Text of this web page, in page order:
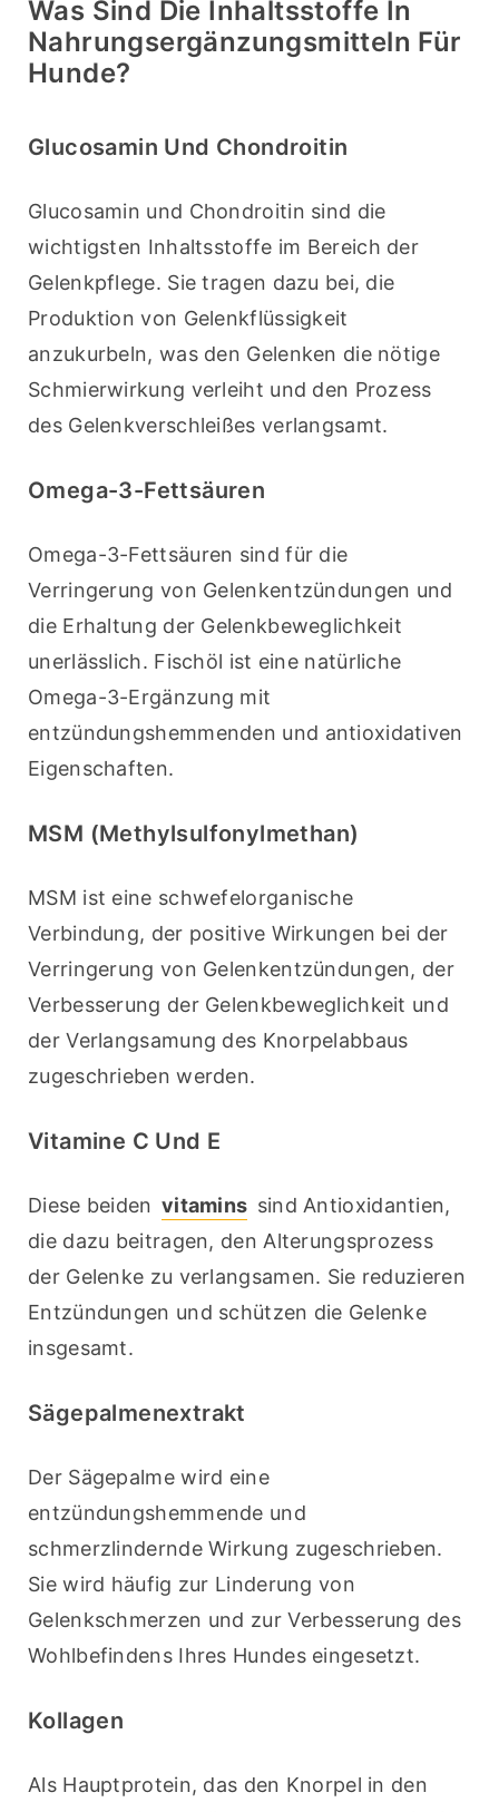
Was Sind Die Inhaltsstoffe In
Nahrungsergänzungsmitteln Für
Hunde?
Glucosamin Und Chondroitin
Glucosamin und Chondroitin sind die
wichtigsten Inhaltsstoffe im Bereich der
Gelenkpflege. Sie tragen dazu bei, die
Produktion von Gelenkflüssigkeit
anzukurbeln, was den Gelenken die nötige
Schmierwirkung verleiht und den Prozess
des Gelenkverschleißes verlangsamt.
Omega-3-Fettsäuren
Omega-3-Fettsäuren sind für die
Verringerung von Gelenkentzündungen und
die Erhaltung der Gelenkbeweglichkeit
unerlässlich. Fischöl ist eine natürliche
Omega-3-Ergänzung mit
entzündungshemmenden und antioxidativen
Eigenschaften.
MSM (Methylsulfonylmethan)
MSM ist eine schwefelorganische
Verbindung, der positive Wirkungen bei der
Verringerung von Gelenkentzündungen, der
Verbesserung der Gelenkbeweglichkeit und
der Verlangsamung des Knorpelabbaus
zugeschrieben werden.
Vitamine C Und E
Diese beiden vitamins sind Antioxidantien,
die dazu beitragen, den Alterungsprozess
der Gelenke zu verlangsamen. Sie reduzieren
Entzündungen und schützen die Gelenke
insgesamt.
Sägepalmenextrakt
Der Sägepalme wird eine
entzündungshemmende und
schmerzlindernde Wirkung zugeschrieben.
Sie wird häufig zur Linderung von
Gelenkschmerzen und zur Verbesserung des
Wohlbefindens Ihres Hundes eingesetzt.
Kollagen
Als Hauptprotein, das den Knorpel in den